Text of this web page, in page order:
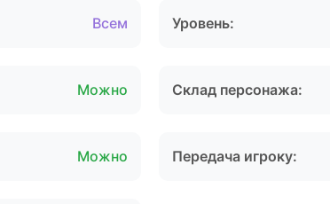
Всем Уровень:
Можно Склад персонажа:
Можно Передача игроку: